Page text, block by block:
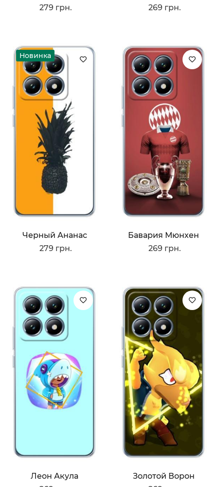
279 грн.
269 грн.
Новинка
Черный Ананас
279 грн.
Бавария Мюнхен
269 грн.
Леон Акула
Золотой Ворон